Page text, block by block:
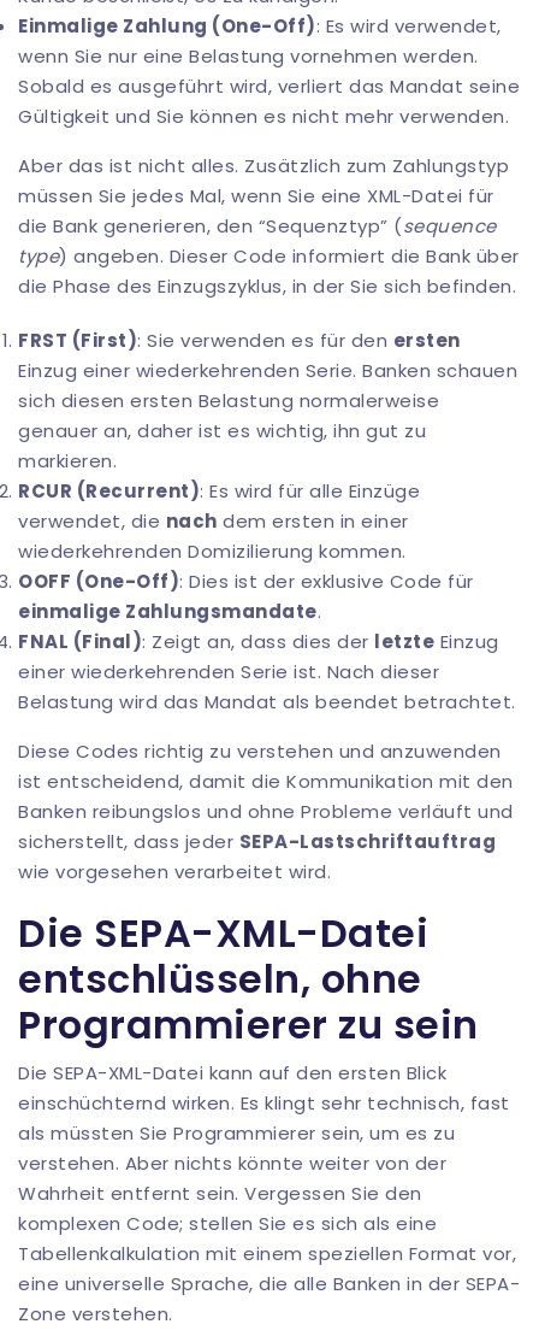
Einmalige Zahlung (One-Off): Es wird verwendet,
wenn Sie nur eine Belastung vornehmen werden.
Sobald es ausgeführt wird, verliert das Mandat seine
Gültigkeit und Sie können es nicht mehr verwenden.
Aber das ist nicht alles. Zusätzlich zum Zahlungstyp
müssen Sie jedes Mal, wenn Sie eine XML-Datei für
die Bank generieren, den “Sequenztyp” (sequence
type) angeben. Dieser Code informiert die Bank über
die Phase des Einzugszyklus, in der Sie sich befinden.
FRST (First): Sie verwenden es für den ersten
Einzug einer wiederkehrenden Serie. Banken schauen
sich diesen ersten Belastung normalerweise
genauer an, daher ist es wichtig, ihn gut zu
markieren.
RCUR (Recurrent): Es wird für alle Einzüge
verwendet, die nach dem ersten in einer
wiederkehrenden Domizilierung kommen.
OOFF (One-Off): Dies ist der exklusive Code für
einmalige Zahlungsmandate.
FNAL (Final): Zeigt an, dass dies der letzte Einzug
einer wiederkehrenden Serie ist. Nach dieser
Belastung wird das Mandat als beendet betrachtet.
Diese Codes richtig zu verstehen und anzuwenden
ist entscheidend, damit die Kommunikation mit den
Banken reibungslos und ohne Probleme verläuft und
sicherstellt, dass jeder SEPA-Lastschriftauftrag
wie vorgesehen verarbeitet wird.
Die SEPA-XML-Datei
entschlüsseln, ohne
Programmierer zu sein
Die SEPA-XML-Datei kann auf den ersten Blick
einschüchternd wirken. Es klingt sehr technisch, fast
als müssten Sie Programmierer sein, um es zu
verstehen. Aber nichts könnte weiter von der
Wahrheit entfernt sein. Vergessen Sie den
komplexen Code; stellen Sie es sich als eine
Tabellenkalkulation mit einem speziellen Format vor,
eine universelle Sprache, die alle Banken in der SEPA-
Zone verstehen.